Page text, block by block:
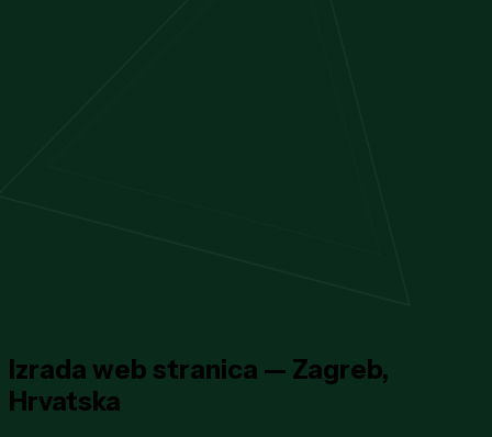
Izrada web stranica — Zagreb,
Hrvatska